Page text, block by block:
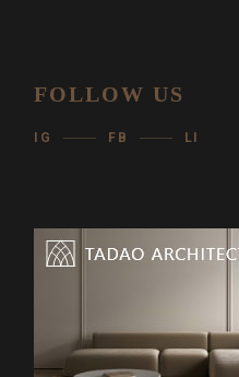
FOLLOW US
IG FB LI